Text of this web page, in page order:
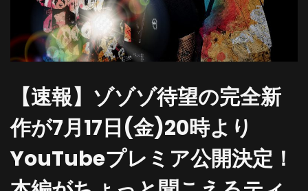
【速報】ゾゾゾ待望の完全新
作が7月17日(金)20時より
YouTubeプレミア公開決定！